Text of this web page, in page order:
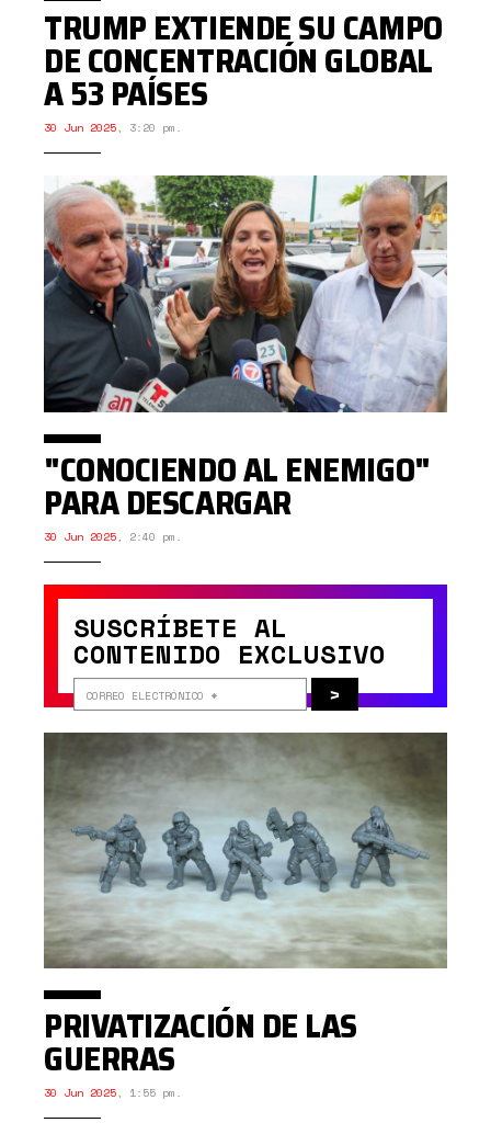
TRUMP EXTIENDE SU CAMPO
DE CONCENTRACIÓN GLOBAL
A 53 PAÍSES
30 Jun 2025, 3:20 pm.
SUSCRÍBETE AL
CONTENIDO EXCLUSIVO
>
"CONOCIENDO AL ENEMIGO"
PARA DESCARGAR
30 Jun 2025, 2:40 pm.
PRIVATIZACIÓN DE LAS
GUERRAS
30 Jun 2025, 1:55 pm.